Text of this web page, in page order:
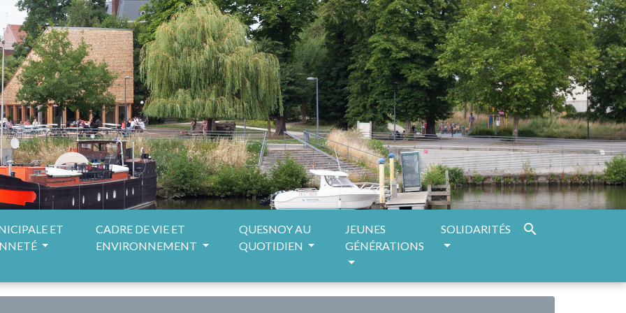
ET
CADRE DE VIE ET
ENVIRONNEMENT
QUESNOY AU
QUOTIDIEN
JEUNES
GÉNÉRATIONS
SOLIDARITÉS search